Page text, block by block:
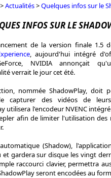
>Actualités>Quelques infos sur le
INFOS SUR LE
de la version finale 1.5
, aujourd'hui intégré
NVIDIA annonçait
verrait le jour cet été.
nommée ShadowPlay, doit
capturer des vidéos de
utilisera l'encodeur NVENC
afin de limiter l'utilisation des
(Shadow),
gardera sur disque les vingt
raccourci clavier, permettra
seront encodées au